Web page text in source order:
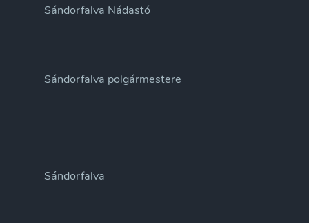
Sándorfalva Nádastó
Sándorfalva polgármestere
Sándorfalva